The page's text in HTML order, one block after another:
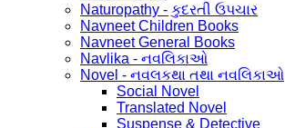
Naturopathy - કુદરતી ઉપચાર
Navneet Children Books
Navneet General Books
Navlika - નવલિકાઓ
Novel - નવલકથા તથા નવલિકાઓ
Social Novel
Translated Novel
Suspense & Detective